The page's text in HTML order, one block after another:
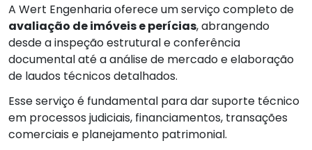
A Wert Engenharia oferece um serviço completo de
avaliação de imóveis e perícias, abrangendo
desde a inspeção estrutural e conferência
documental até a análise de mercado e elaboração
de laudos técnicos detalhados.
Esse serviço é fundamental para dar suporte técnico
em processos judiciais, financiamentos, transações
comerciais e planejamento patrimonial.